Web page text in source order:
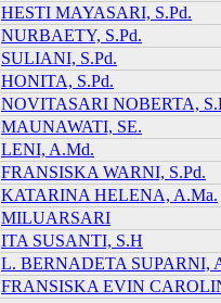
HESTI MAYASARI, S.Pd.
NURBAETY, S.Pd.
SULIANI, S.Pd.
HONITA, S.Pd.
NOVITASARI NOBERTA,
MAUNAWATI, SE.
LENI, A.Md.
FRANSISKA WARNI, S.Pd.
KATARINA HELENA, A.Ma.
MILUARSARI
ITA SUSANTI, S.H
L. BERNADETA SUPARNI,
FRANSISKA EVIN